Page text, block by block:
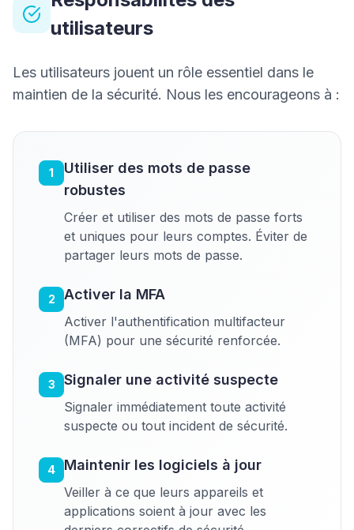
utilisateurs
Les utilisateurs jouent un rôle essentiel dans le
maintien de la sécurité. Nous les encourageons à :
1
Utiliser des mots de passe
robustes
Créer et utiliser des mots de passe forts
et uniques pour leurs comptes. Éviter de
partager leurs mots de passe.
2 Activer la MFA
Activer l'authentification multifacteur
(MFA) pour une sécurité renforcée.
3 Signaler une activité suspecte
Signaler immédiatement toute activité
suspecte ou tout incident de sécurité.
4 Maintenir les logiciels à jour
Veiller à ce que leurs appareils et
applications soient à jour avec les